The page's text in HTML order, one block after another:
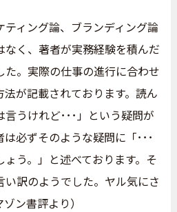
ティング論、ブランディング論
なく、著者が実務経験を積んだ
。実際の仕事の進行に合わせ
が記載されております。読ん
うけれど･･･」という疑問が
必ずそのような疑問に「･･･
う。」と述べております。そ
訳のようでした。ヤル気にさ
ン書評より）